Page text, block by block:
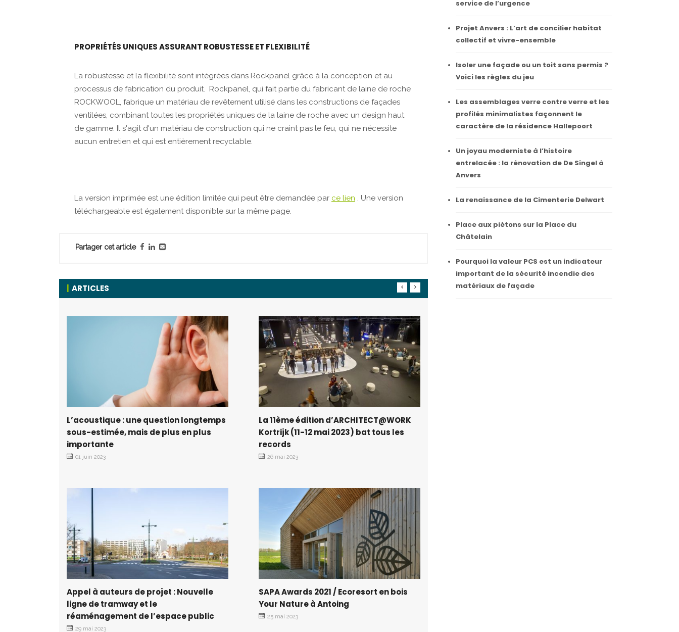
PROPRIÉTÉS UNIQUES ASSURANT ROBUSTESSE ET FLEXIBILITÉ
La robustesse et la flexibilité sont intégrées dans Rockpanel grâce à la conception et au
processus de fabrication du produit. Rockpanel, qui fait partie du fabricant de laine de roche
ROCKWOOL, fabrique un matériau de revêtement utilisé dans les constructions de façades
ventilées, combinant toutes les propriétés uniques de la laine de roche avec un design haut
de gamme. Il s'agit d'un matériau de construction qui ne craint pas le feu, qui ne nécessite
aucun entretien et qui est entièrement recyclable.
La version imprimée est une édition limitée qui peut être demandée par ce lien . Une version
téléchargeable est également disponible sur la même page.
Partager cet article
ARTICLES
L’acoustique : une question longtemps
sous-estimée, mais de plus en plus
importante
01 juin 2023
Appel à auteurs de projet : Nouvelle
ligne de tramway et le
réaménagement de l’espace public
29 mai 2023
La 11ème édition d’ARCHITECT@WORK
Kortrijk (11-12 mai 2023) bat tous les
records
26 mai 2023
SAPA Awards 2021 / Ecoresort en bois
Your Nature à Antoing
25 mai 2023
service de l’urgence
Projet Anvers : L’art de concilier habitat
collectif et vivre-ensemble
Isoler une façade ou un toit sans permis ?
Voici les règles du jeu
Les assemblages verre contre verre et les
profilés minimalistes façonnent le
caractère de la résidence Hallepoort
Un joyau moderniste à l’histoire
entrelacée : la rénovation de De Singel à
Anvers
La renaissance de la Cimenterie Delwart
Place aux piétons sur la Place du
Châtelain
Pourquoi la valeur PCS est un indicateur
important de la sécurité incendie des
matériaux de façade